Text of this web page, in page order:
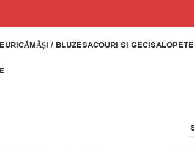
CĂMĂȘI / BLUZESACOURI SI GECISALOPETE